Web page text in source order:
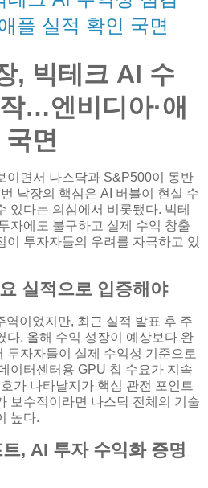
플 실적 확인 국면
, 빅테크 AI 수
…엔비디아·애
면
이면서 나스닥과 S&P500이 동반
낙장의 핵심은 AI 버블이 현실 수
있다는 의심에서 비롯됐다. 빅테
자에도 불구하고 실제 수익 창출
이 투자자들의 우려를 자극하고 있
실적으로 입증해야
역이었지만, 최근 실적 발표 후 주
다. 올해 수익 성장이 예상보다 완
투자자들이 실제 수익성 기준으로
이터센터용 GPU 칩 수요가 지속
가 나타날지가 핵심 관전 포인트
보수적이라면 나스닥 전체의 기술
높다.
, AI 투자 수익화 증명